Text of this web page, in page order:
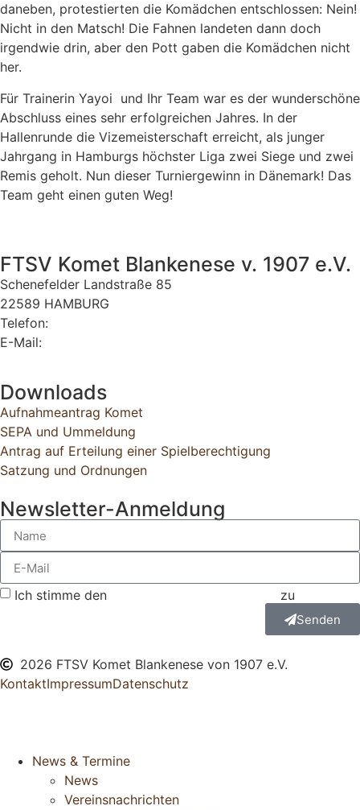
daneben, protestierten die Komädchen entschlossen: Nein!
Nicht in den Matsch! Die Fahnen landeten dann doch
irgendwie drin, aber den Pott gaben die Komädchen nicht
her.
Für Trainerin Yayoi und Ihr Team war es der wunderschöne
Abschluss eines sehr erfolgreichen Jahres. In der
Hallenrunde die Vizemeisterschaft erreicht, als junger
Jahrgang in Hamburgs höchster Liga zwei Siege und zwei
Remis geholt. Nun dieser Turniergewinn in Dänemark! Das
Team geht einen guten Weg!
FTSV Komet Blankenese v. 1907 e.V.
Schenefelder Landstraße 85
22589 HAMBURG
Telefon:
E-Mail:
Downloads
Aufnahmeantrag Komet
SEPA und Ummeldung
Antrag auf Erteilung einer Spielberechtigung
Satzung und Ordnungen
Newsletter-Anmeldung
Ich stimme den zu
Senden
2026 FTSV Komet Blankenese von 1907 e.V.
KontaktImpressumDatenschutz
News & Termine
News
Vereinsnachrichten